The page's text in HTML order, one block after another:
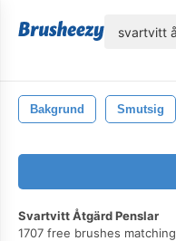
Bakgrund Smutsig
Svartvitt Åtgärd Penslar
1707 free brushes matching